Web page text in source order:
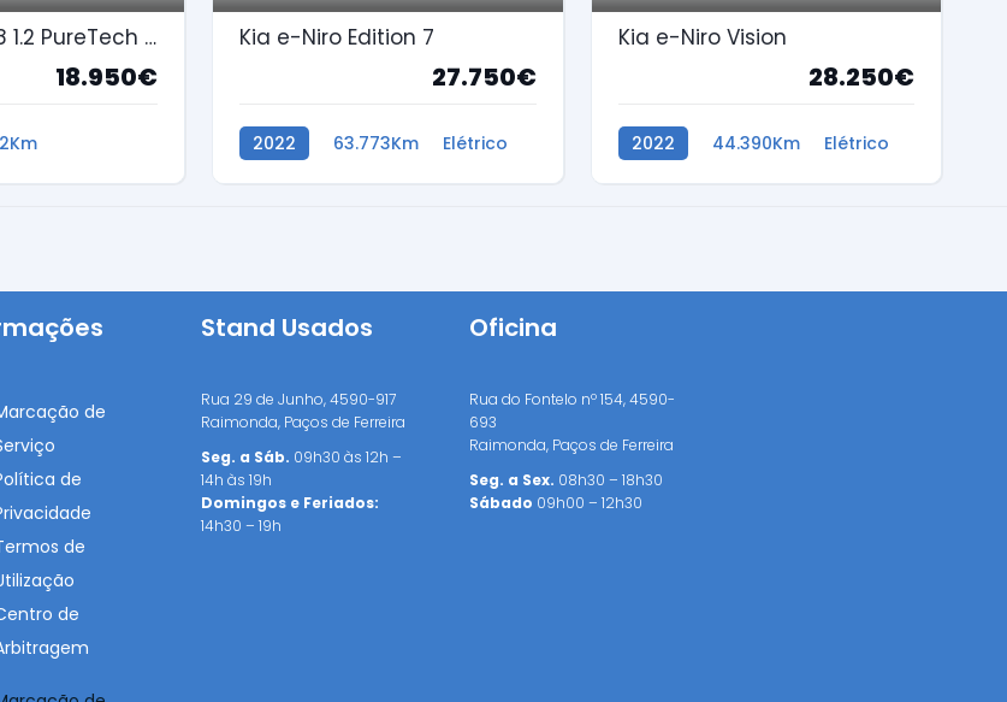
Peugeot 2008 1.2 PureTech Style
18.950€
Kia e-Niro Edition 7
27.750€
2022 63.773Km Elétrico
Kia e-Niro Vision
28.250€
2022 44.390Km Elétrico
de
de
de
de
Stand Usados
Rua 29 de Junho, 4590-917
Raimonda, Paços de Ferreira
Seg. a Sáb. 09h30 às 12h –
14h às 19h
Domingos e Feriados:
14h30 – 19h
Oficina
Rua do Fontelo nº 154, 4590-
693
Raimonda, Paços de Ferreira
Seg. a Sex. 08h30 – 18h30
Sábado 09h00 – 12h30